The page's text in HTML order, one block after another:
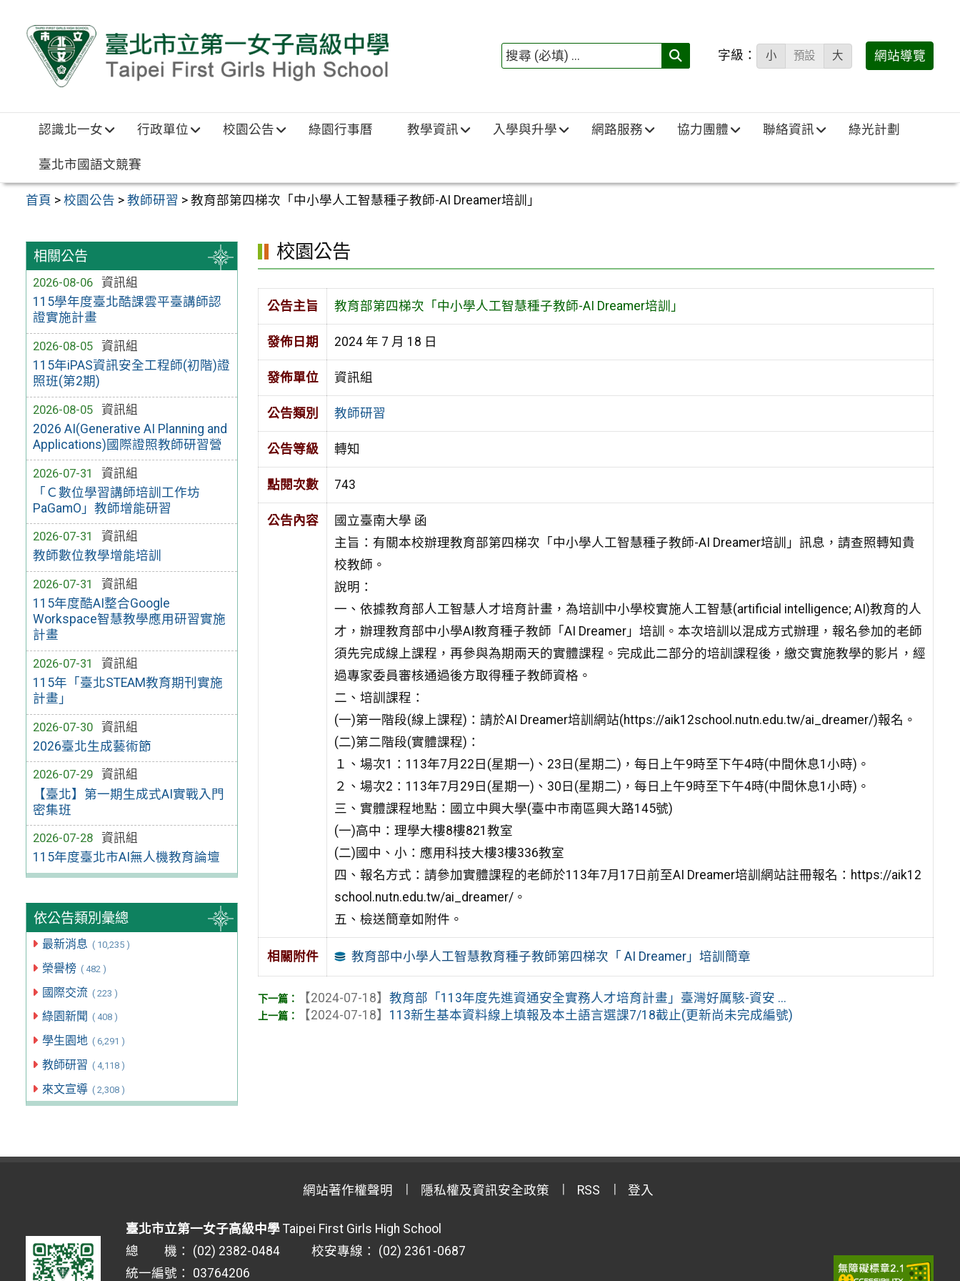
搜
填)：
字級： 小 預設 大 網站導覽
認識北一女 行政單位 校園公告 綠園行事曆 教學資訊 入學與升學 網路服務 協力團體 聯絡資訊 綠光計劃
臺北市國語文競賽
首頁 >校園公告 >教師研習 >教育部第四梯次「中小學人工智慧種子教師-AI Dreamer培訓」
相關公告
2026-08-06
資訊組
115學年度臺北酷課雲平臺講師認
證實施計畫
2026-08-05
資訊組
115年iPAS資訊安全工程師(初階)證
照班(第2期)
2026-08-05
資訊組
2026 AI(Generative AI Planning and
Applications)國際證照教師研習營
2026-07-31
資訊組
「Ｃ數位學習講師培訓工作坊
PaGamO」教師增能研習
2026-07-31
資訊組
教師數位教學增能培訓
2026-07-31
資訊組
115年度酷AI整合Google
Workspace智慧教學應用研習實施
計畫
2026-07-31
資訊組
115年「臺北STEAM教育期刊實施
計畫」
2026-07-30
資訊組
2026臺北生成藝術節
2026-07-29
資訊組
【臺北】第一期生成式AI實戰入門
密集班
2026-07-28
資訊組
115年度臺北市AI無人機教育論壇
依公告類別彙總
最新消息 ( 10,235 )
榮譽榜 ( 482 )
國際交流 ( 223 )
綠園新聞 ( 408 )
學生園地 ( 6,291 )
教師研習 ( 4,118 )
來文宣導 ( 2,308 )
校園公告
公告主旨 教育部第四梯次「中小學人工智慧種子教師-AI Dreamer培訓」
發佈日期 2024 年 7 月 18 日
發佈單位 資訊組
公告類別 教師研習
公告等級 轉知
點閱次數 743
公告內容
國立臺南大學 函
主旨：有關本校辦理教育部第四梯次「中小學人工智慧種子教師-AI Dreamer培訓」訊息，請查照轉知貴
校教師。
說明：
一、依據教育部人工智慧人才培育計畫，為培訓中小學校實施人工智慧(artificial intelligence; AI)教育的人
才，辦理教育部中小學AI教育種子教師「AI Dreamer」培訓。本次培訓以混成方式辦理，報名參加的老師
須先完成線上課程，再參與為期兩天的實體課程。完成此二部分的培訓課程後，繳交實施教學的影片，經
過專家委員審核通過後方取得種子教師資格。
二、培訓課程：
(一)第一階段(線上課程)：請於AI Dreamer培訓網站(https://aik12school.nutn.edu.tw/ai_dreamer/)報名。
(二)第二階段(實體課程)：
１、場次1：113年7月22日(星期一)、23日(星期二)，每日上午9時至下午4時(中間休息1小時)。
２、場次2：113年7月29日(星期一)、30日(星期二)，每日上午9時至下午4時(中間休息1小時)。
三、實體課程地點：國立中興大學(臺中市南區興大路145號)
(一)高中：理學大樓8樓821教室
(二)國中、小：應用科技大樓3樓336教室
四、報名方式：請參加實體課程的老師於113年7月17日前至AI Dreamer培訓網站註冊報名：https://aik12
school.nutn.edu.tw/ai_dreamer/。
五、檢送簡章如附件。
相關附件 教育部中小學人工智慧教育種子教師第四梯次「 AI Dreamer」培訓簡章
【2024-07-18】教育部「113年度先進資通安全實務人才培育計畫」臺灣好厲駭-資安 ...
【2024-07-18】 113新生基本資料線上填報及本土語言選課7/18截止(更新尚未完成編號)
網站著作權聲明 隱私權及資訊安全政策 RSS 登入
臺北市立第一女子高級中學 Taipei First Girls High School
總 機： (02) 2382-0484 校安專線： (02) 2361-0687
統一編號： 03764206